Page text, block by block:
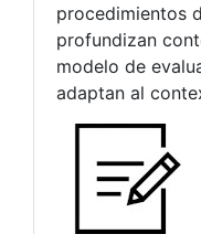
procedimientos
profundizan
modelo de
adaptan al